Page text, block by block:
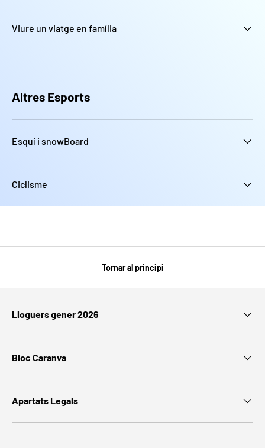
Viure un viatge en família
Altres Esports
Esquí i snowBoard
Ciclisme
Tornar al principi
Lloguers gener 2026
Bloc Caranva
Apartats Legals